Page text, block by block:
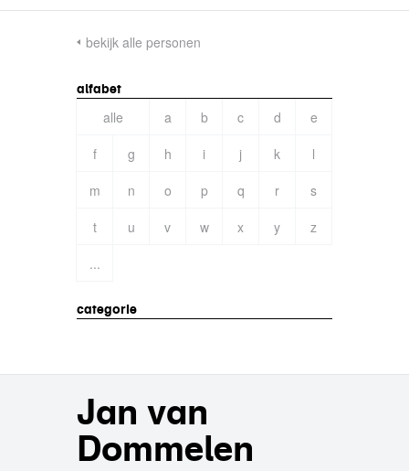
bekijk alle personen
alfabet
alle a b c d
e
f
g h i j k
l
m
n o p q r
s
t
u v w x y
z
...
categorie
Jan van
Dommelen